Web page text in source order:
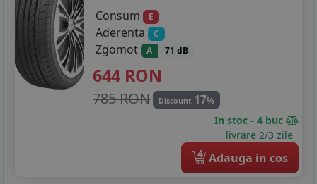
Consum
E
Aderenta C
Zgomot A 71 dB
644 RON
785 RON Discount 17%
In stoc - 4 buc
livrare 2/3 zile
4 Adauga in cos